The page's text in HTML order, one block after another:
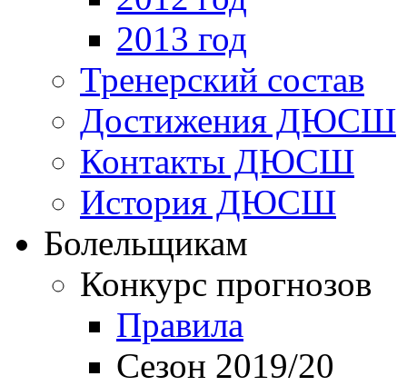
2013 год
Тренерский состав
Достижения ДЮСШ
Контакты ДЮСШ
История ДЮСШ
Болельщикам
Конкурс прогнозов
Правила
Сезон 2019/20